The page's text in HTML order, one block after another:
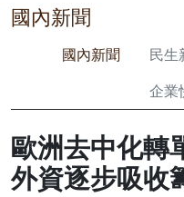
國內新聞
國內新聞 民生
企業
歐洲去中化轉
外資逐步吸收